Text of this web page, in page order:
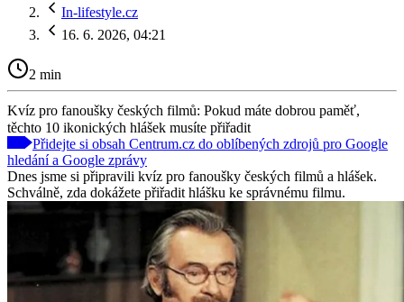
In-lifestyle.cz
16. 6. 2026, 04:21
2 min
Kvíz pro fanoušky českých filmů: Pokud máte dobrou paměť,
těchto 10 ikonických hlášek musíte přiřadit
Přidejte si obsah Centrum.cz do oblíbených zdrojů pro Google
hledání a Google zprávy
Dnes jsme si připravili kvíz pro fanoušky českých filmů a hlášek.
Schválně, zda dokážete přiřadit hlášku ke správnému filmu.